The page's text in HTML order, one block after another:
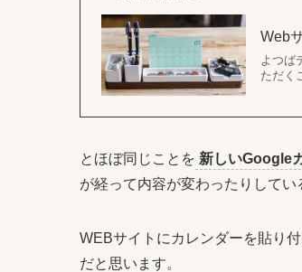
Web
よつば
ただく
とほぼ同じことを 新しいGoogle
が経って内容が変わったりしてい
WEBサイトにカレンダーを貼り
だと思います。